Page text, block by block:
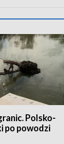
Polsko-
po powodzi